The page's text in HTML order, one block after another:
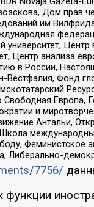
Дом прав
им
университет,
Центр анализа
в России,
Фонд
и
Антальи,
Феминистское
7756/